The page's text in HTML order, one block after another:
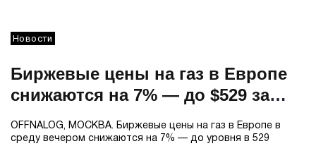
Новости
Биржевые цены на газ в Европе
снижаются на 7% — до $529 за
тыс кубометров
OFFNALOG, МОСКВА. Биржевые цены на газ в Европе в
среду вечером снижаются на 7% — до уровня в 529